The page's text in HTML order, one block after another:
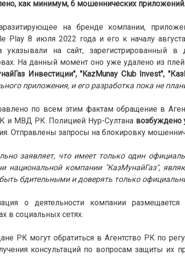
как минимум, 6 мошеннических приложений.
на бренде компании,
Play 8 июля 2022 года и его к началу
указывали на сайт, зарегистрированный в
На данный момент оно уже удалено из
Инвестиции", "KazMunay Club Invest",
приложения, и его разработка пока не
по всем этим фактам обращение в
и МВД РК. Полицией Нур-Султана возбуждено
Отправлены запросы на блокировку
заявляет, что имеет только один
национальной компании "КазМунайГаз",
бдительными и доверять только
о деятельности компании
в социальных сетях.
РК могут обратиться в Агентство РК по
консультаций по вопросам защиты их